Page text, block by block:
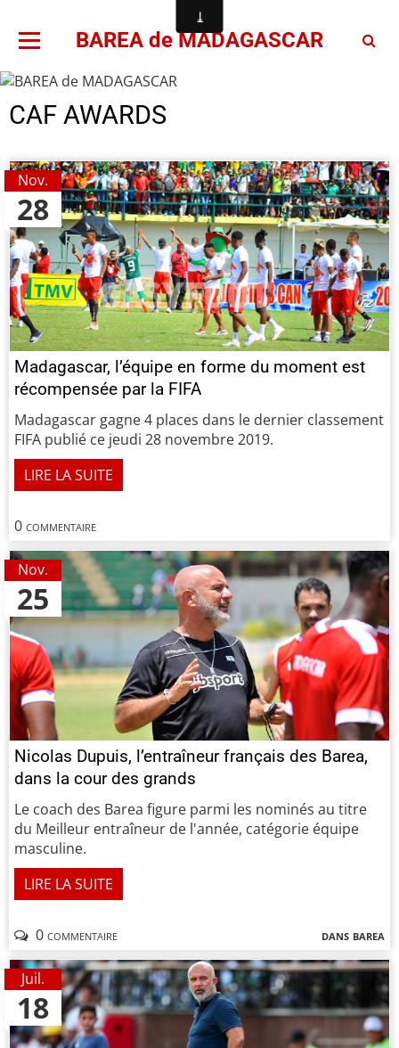
BAREA de MADAGASCAR
CAF AWARDS
28
Nov.
Madagascar, l’équipe en forme du moment est
récompensée par la FIFA
0 commentaire
Madagascar gagne 4 places dans le dernier classement
FIFA publié ce jeudi 28 novembre 2019.
LIRE LA SUITE
25
Nov.
Nicolas Dupuis, l’entraîneur français des Barea,
dans la cour des grands
dans barea
0 commentaire
Le coach des Barea figure parmi les nominés au titre
du Meilleur entraîneur de l'année, catégorie équipe
masculine.
LIRE LA SUITE
18
Juil.